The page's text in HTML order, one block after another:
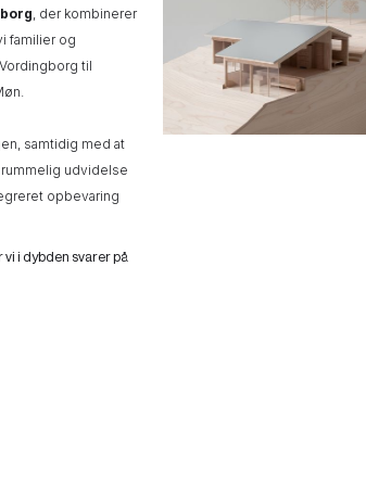
, der kombinerer
familier og
til
samtidig med at
udvidelse
opbevaring
i dybden svarer på